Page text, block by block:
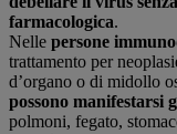
farmacologica.
Nelle persone
trattamento per
d’organo o di midollo
possono manifestarsi
polmoni, fegato,